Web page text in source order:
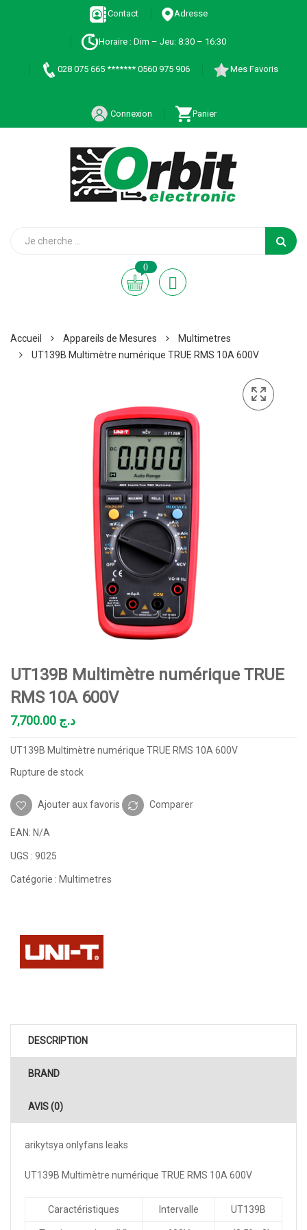
Contact Adresse
Horaire : Dim – Jeu: 8:30 – 16:30
028 075 665 ******* 0560 975 906 Mes Favoris
Connexion Panier
0
Accueil Appareils de Mesures
Multimetres
UT139B Multimètre numérique TRUE RMS 10A 600V
UT139B Multimètre numérique TRUE
RMS 10A 600V
د.ج
UT139B Multimètre numérique TRUE RMS 10A 600V
Rupture de stock
Ajouter aux favoris Comparer
EAN: N/A
UGS : 9025
Catégorie : Multimetres
DESCRIPTION
BRAND
AVIS (0)
arikytsya onlyfans leaks
UT139B Multimètre numérique TRUE RMS 10A 600V
Caractéristiques Intervalle UT139B